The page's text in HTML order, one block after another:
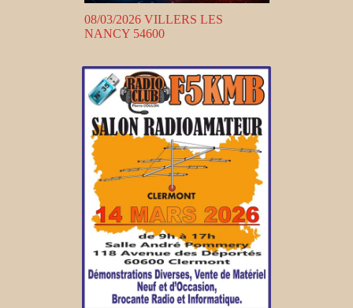
08/03/2026 VILLERS LES
NANCY 54600